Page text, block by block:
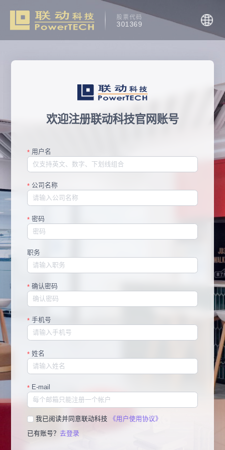
股票代码
301369
欢迎注册联动科技官网账号
* 用户名
* 公司名称
* 密码
职务
* 确认密码
* 手机号
* 姓名
* E-mail
我已阅读并同意联动科技
《用户使用协议》
已有账号？去登录